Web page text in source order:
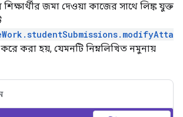
জমা দেওয়া কাজের সাথে লিঙ্ক যুক্ত
করা হয়, যেমনটি নিম্নলিখিত নমুনায়